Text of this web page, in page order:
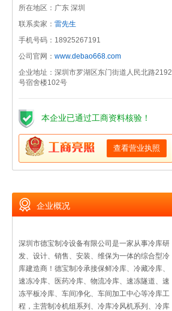
所在地区：广东 深圳
联系卖家： 雷先生
手机号码：18925267191
公司官网： www.debao668.com
企业地址：深圳市罗湖区东门街道人民北路2192
号宿舍楼102号
本企业已通过工商资料核验！
查看营业执照
企业概况
深圳市德宝制冷设备有限公司是一家从事冷库研
发、设计、销售、安装、维保为一体的综合型冷
库建造商！德宝制冷承接保鲜冷库、冷藏冷库、
速冻冷库、医药冷库、物流冷库、速冻隧道、速
冻平板冷库、车间净化、车间加工中心等冷库工
程，主营制冷机组系列、冷库冷风机系列、冷库